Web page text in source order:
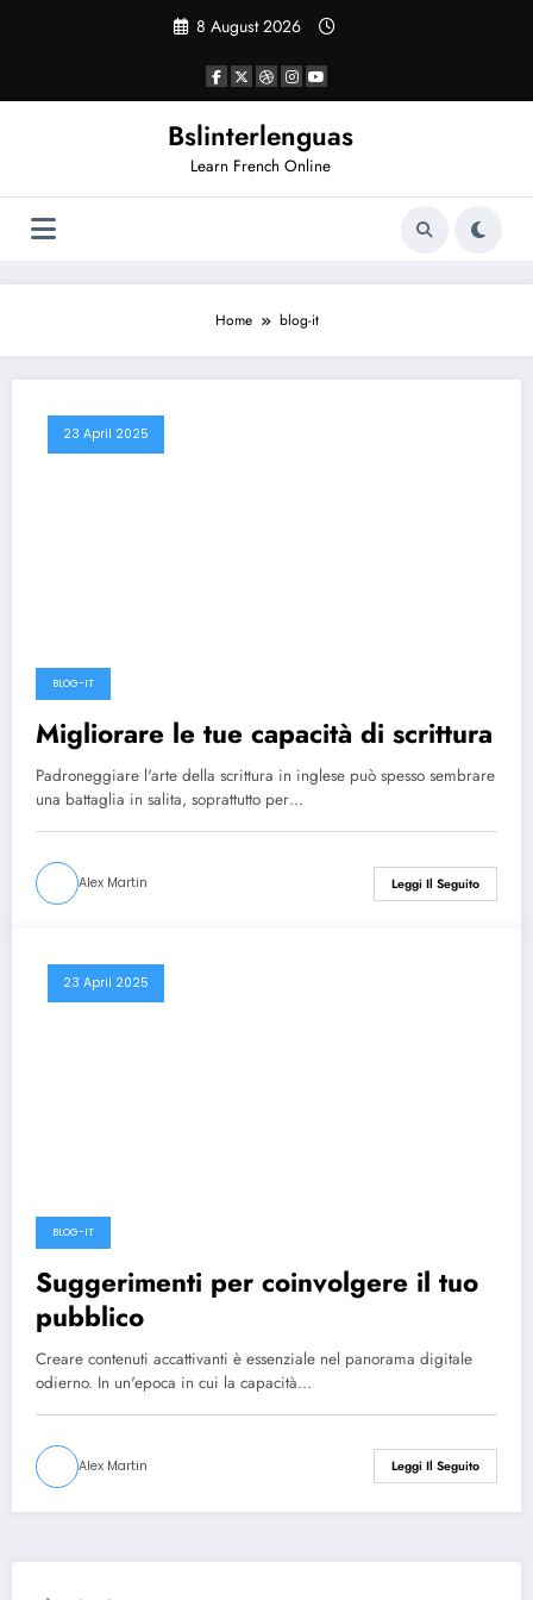
8 August 2026
Bslinterlenguas
Learn French Online
Home blog-it
23 April 2025
BLOG-IT
Migliorare le tue capacità di scrittura
Padroneggiare l'arte della scrittura in inglese può spesso sembrare
una battaglia in salita, soprattutto per…
Alex Martin Leggi Il Seguito
23 April 2025
BLOG-IT
Suggerimenti per coinvolgere il tuo
pubblico
Creare contenuti accattivanti è essenziale nel panorama digitale
odierno. In un'epoca in cui la capacità…
Alex Martin Leggi Il Seguito